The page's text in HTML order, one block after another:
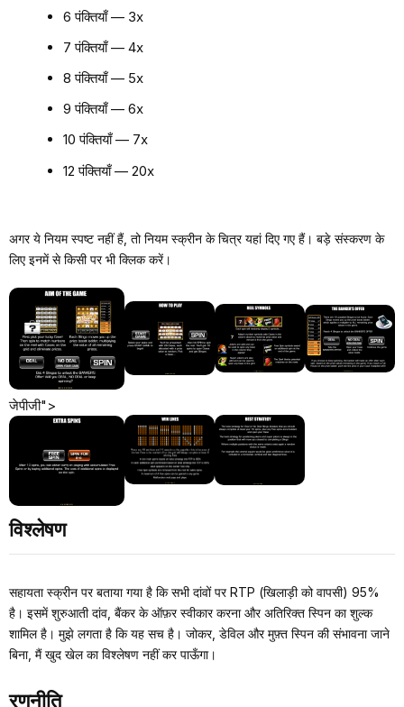
6 पंक्तियाँ — 3x
7 पंक्तियाँ — 4x
8 पंक्तियाँ — 5x
9 पंक्तियाँ — 6x
10 पंक्तियाँ — 7x
12 पंक्तियाँ — 20x
अगर ये नियम स्पष्ट नहीं हैं, तो नियम स्क्रीन के चित्र यहां दिए गए हैं। बड़े संस्करण के
लिए इनमें से किसी पर भी क्लिक करें।
जेपीजी">
विश्लेषण
सहायता स्क्रीन पर बताया गया है कि सभी दांवों पर RTP (खिलाड़ी को वापसी) 95%
है। इसमें शुरुआती दांव, बैंकर के ऑफ़र स्वीकार करना और अतिरिक्त स्पिन का शुल्क
शामिल है। मुझे लगता है कि यह सच है। जोकर, डेविल और मुफ़्त स्पिन की संभावना जाने
बिना, मैं खुद खेल का विश्लेषण नहीं कर पाऊँगा।
रणनीति